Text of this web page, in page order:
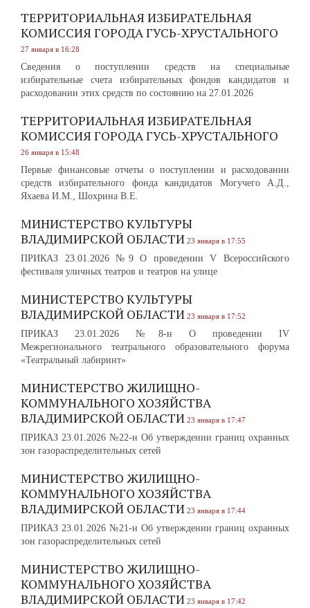
ТЕРРИТОРИАЛЬНАЯ ИЗБИРАТЕЛЬНАЯ
КОМИССИЯ ГОРОДА ГУСЬ-ХРУСТАЛЬНОГО
27 января в 16:28
Сведения о поступлении средств на специальные
избирательные счета избирательных фондов кандидатов и
расходовании этих средств по состоянию на 27.01.2026
ТЕРРИТОРИАЛЬНАЯ ИЗБИРАТЕЛЬНАЯ
КОМИССИЯ ГОРОДА ГУСЬ-ХРУСТАЛЬНОГО
26 января в 15:48
Первые финансовые отчеты о поступлении и расходовании
средств избирательного фонда кандидатов Могучего А.Д.,
Яхаева И.М., Шохрина В.Е.
МИНИСТЕРСТВО КУЛЬТУРЫ
ВЛАДИМИРСКОЙ ОБЛАСТИ 23 января в 17:55
ПРИКАЗ 23.01.2026 №9 О проведении V Всероссийского
фестиваля уличных театров и театров на улице
МИНИСТЕРСТВО КУЛЬТУРЫ
ВЛАДИМИРСКОЙ ОБЛАСТИ 23 января в 17:52
ПРИКАЗ 23.01.2026 №8-н О проведении IV
Межрегионального театрального образовательного форума
«Театральный лабиринт»
МИНИСТЕРСТВО ЖИЛИЩНО-
КОММУНАЛЬНОГО ХОЗЯЙСТВА
ВЛАДИМИРСКОЙ ОБЛАСТИ 23 января в 17:47
ПРИКАЗ 23.01.2026 №22-н Об утверждении границ охранных
зон газораспределительных сетей
МИНИСТЕРСТВО ЖИЛИЩНО-
КОММУНАЛЬНОГО ХОЗЯЙСТВА
ВЛАДИМИРСКОЙ ОБЛАСТИ 23 января в 17:44
ПРИКАЗ 23.01.2026 №21-н Об утверждении границ охранных
зон газораспределительных сетей
МИНИСТЕРСТВО ЖИЛИЩНО-
КОММУНАЛЬНОГО ХОЗЯЙСТВА
ВЛАДИМИРСКОЙ ОБЛАСТИ 23 января в 17:42